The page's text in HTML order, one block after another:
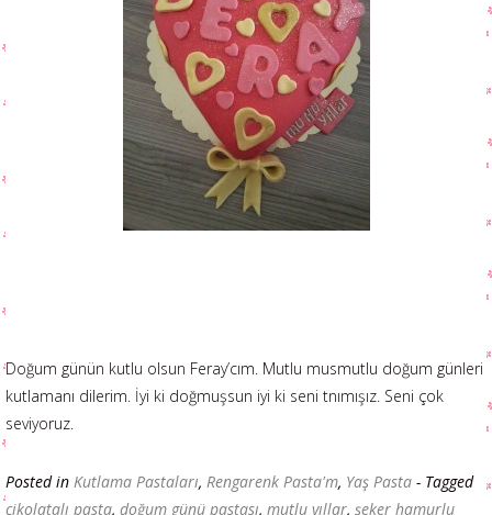
Doğum günün kutlu olsun Feray’cım. Mutlu musmutlu doğum günleri
kutlamanı dilerim. İyi ki doğmuşsun iyi ki seni tnımışız. Seni çok
seviyoruz.
Posted in Kutlama Pastaları, Rengarenk Pasta'm, Yaş Pasta - Tagged
çikolatalı pasta, doğum günü pastası, mutlu yıllar, şeker hamurlu